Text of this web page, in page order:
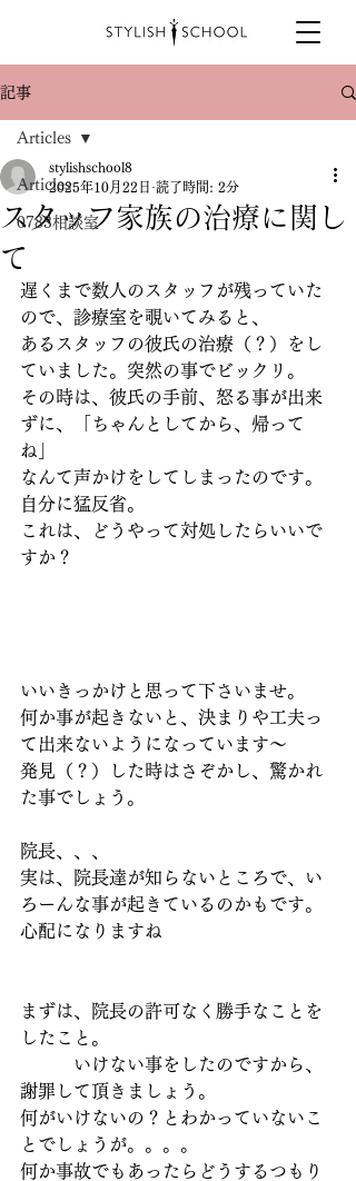
記事
Articles
0783相談室
Articles
スタッフ家族の治療に関し
て
stylishschool8
2025年10月22日 読了時間: 2分
遅くまで数人のスタッフが残っていた
ので、診療室を覗いてみると、
あるスタッフの彼氏の治療（？）をし
ていました。突然の事でビックリ。
その時は、彼氏の手前、怒る事が出来
ずに、「ちゃんとしてから、帰って
ね」
なんて声かけをしてしまったのです。
自分に猛反省。
これは、どうやって対処したらいいで
すか？
いいきっかけと思って下さいませ。
何か事が起きないと、決まりや工夫っ
て出来ないようになっています〜
発見（？）した時はさぞかし、驚かれ
た事でしょう。
院長、、、
実は、院長達が知らないところで、い
ろーんな事が起きているのかもです。
心配になりますね
まずは、院長の許可なく勝手なことを
したこと。
いけない事をしたのですから、
謝罪して頂きましょう。
何がいけないの？とわかっていないこ
とでしょうが。。。。
何か事故でもあったらどうするつもり